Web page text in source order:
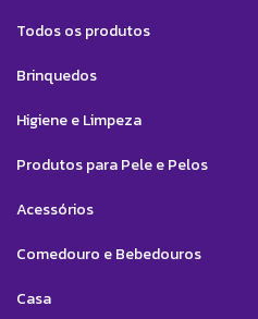
Todos os produtos
Brinquedos
Higiene e Limpeza
Produtos para Pele e Pelos
Acessórios
Comedouro e Bebedouros
Casa